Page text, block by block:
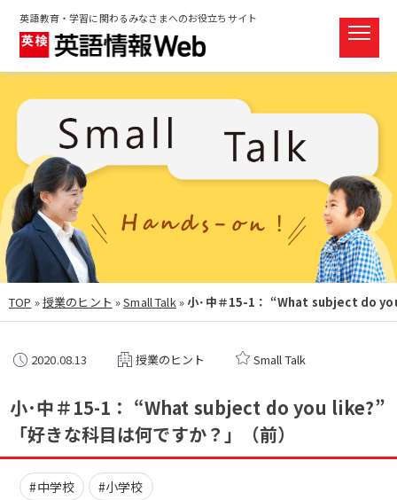
英語教育・学習に関わるみなさまへのお役立ちサイト
TOP »授業のヒント »Small Talk»小･中＃15-1： “What subject do
2020.08.13 授業のヒント Small Talk
小･中＃15-1： “What subject do you like?”
「好きな科目は何ですか？」（前）
#中学校 #小学校